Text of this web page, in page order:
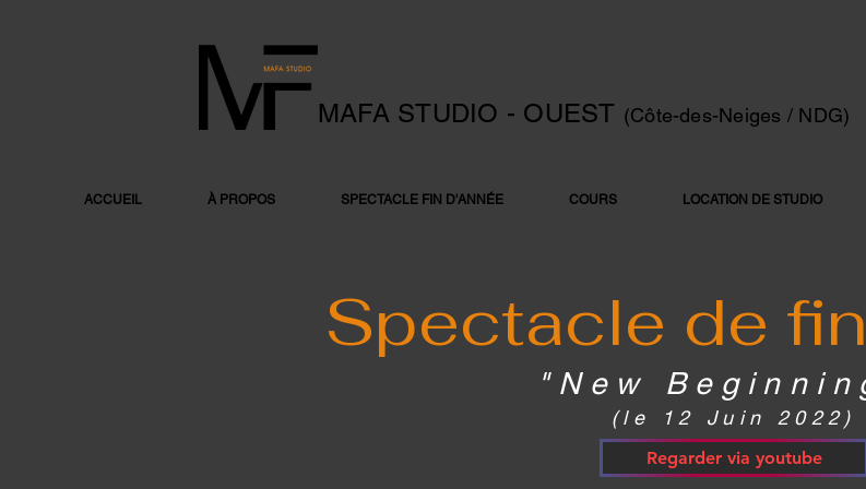
MAFA STUDIO - OUEST (Côte-des-Neiges / NDG)
ACCUEIL À PROPOS SPECTACLE FIN D'ANNÉE COURS LOCATION DE STUDIO
Spectacle de
"New
(le 12 Juin 2022)
Regarder via youtube